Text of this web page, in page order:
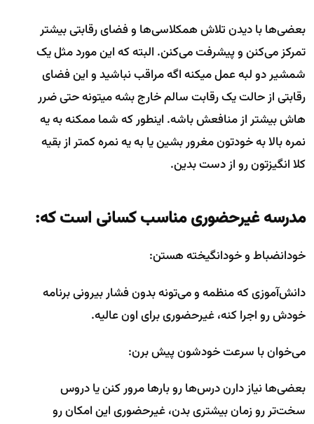
بعضی‌ها با دیدن تلاش همکلاسی‌ها و فضای رقابتی بیشتر
تمرکز می‌کنن و پیشرفت می‌کنن. البته که این مورد مثل یک
شمشیر دو لبه عمل میکنه اگه مراقب نباشید و این فضای
رقابتی از حالت یک رقابت سالم خارج بشه میتونه حتی ضرر
هاش بیشتر از منافعش باشه. اینطور که شما ممکنه به یه
نمره بالا به خودتون مغرور بشین یا به یه نمره کمتر از بقیه
کلا انگیزتون رو از دست بدین.
مدرسه غیرحضوری مناسب کسانی است که:
خودانضباط و خودانگیخته هستن:
دانش‌آموزی که منظمه و می‌تونه بدون فشار بیرونی برنامه
خودش رو اجرا کنه، غیرحضوری برای اون عالیه.
می‌خوان با سرعت خودشون پیش برن:
بعضی‌ها نیاز دارن درس‌ها رو بارها مرور کنن یا دروس
سخت‌تر رو زمان بیشتری بدن، غیرحضوری این امکان رو